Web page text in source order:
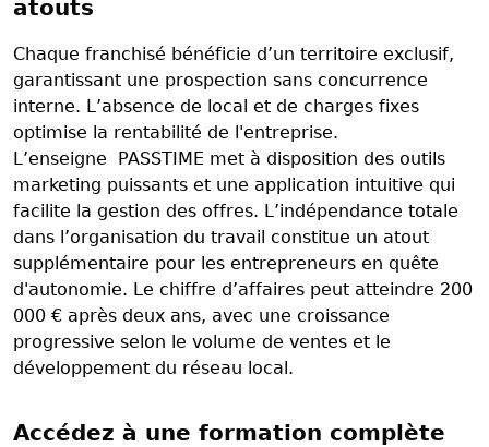
atouts
Chaque franchisé bénéficie d’un territoire exclusif,
garantissant une prospection sans concurrence
interne. L’absence de local et de charges fixes
optimise la rentabilité de l'entreprise.
L’enseigne PASSTIME met à disposition des outils
marketing puissants et une application intuitive qui
facilite la gestion des offres. L’indépendance totale
dans l’organisation du travail constitue un atout
supplémentaire pour les entrepreneurs en quête
d'autonomie. Le chiffre d’affaires peut atteindre 200
000 € après deux ans, avec une croissance
progressive selon le volume de ventes et le
développement du réseau local.
Accédez à une formation complète